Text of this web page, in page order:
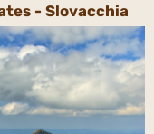
- Slovacchia